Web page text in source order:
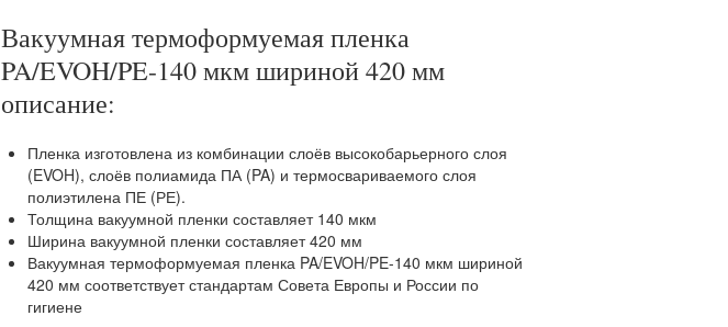
Вакуумная термоформуемая пленка
PA/EVOH/PE-140 мкм шириной 420 мм
описание:
Пленка изготовлена из комбинации слоёв высокобарьерного слоя
(EVOH), слоёв полиамида ПА (PA) и термосвариваемого слоя
полиэтилена ПЕ (РЕ).
Толщина вакуумной пленки составляет 140 мкм
Ширина вакуумной пленки составляет 420 мм
Вакуумная термоформуемая пленка PA/EVOH/PE-140 мкм шириной
420 мм соответствует стандартам Совета Европы и России по
гигиене